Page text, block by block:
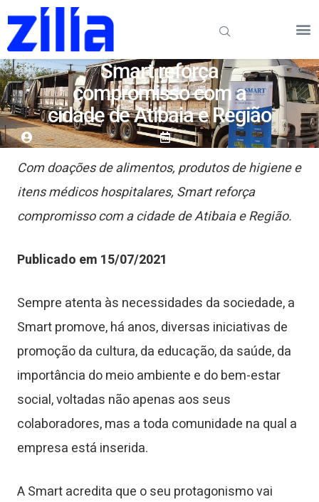
Smart reforça
compromisso com a
cidade de Atibaia e Região
Com doações de alimentos, produtos de higiene e
itens médicos hospitalares, Smart reforça
compromisso com a cidade de Atibaia e Região.
Publicado em 15/07/2021
Sempre atenta às necessidades da sociedade, a
Smart promove, há anos, diversas iniciativas de
promoção da cultura, da educação, da saúde, da
importância do meio ambiente e do bem-estar
social, voltadas não apenas aos seus
colaboradores, mas a toda comunidade na qual a
empresa está inserida.
A Smart acredita que o seu protagonismo vai